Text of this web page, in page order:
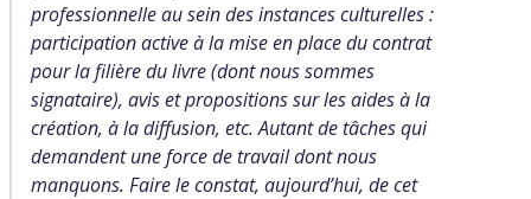
professionnelle au sein des instances culturelles :
participation active à la mise en place du contrat
pour la filière du livre (dont nous sommes
signataire), avis et propositions sur les aides à la
création, à la diffusion, etc. Autant de tâches qui
demandent une force de travail dont nous
manquons. Faire le constat, aujourd’hui, de cet